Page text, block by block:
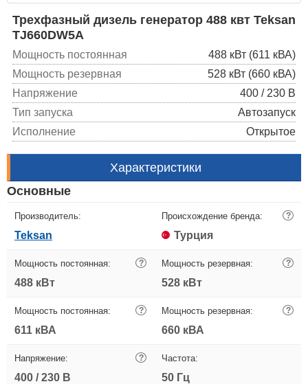
Трехфазный дизель генератор 488 квт Teksan
TJ660DW5A
Мощность постоянная
488 кВт (611 кВА)
Мощность резервная
528 кВт (660 кВА)
Напряжение
400 / 230 В
Тип запуска
Автозапуск
Исполнение
Открытое
Характеристики
Основные
Производитель:
Teksan
Происхождение бренда: ?
Турция
Мощность постоянная: ?
488 кВт
Мощность резервная: ?
528 кВт
Мощность постоянная: ?
611 кВА
Мощность резервная: ?
660 кВА
Напряжение: ?
400 / 230 В
Частота:
50 Гц